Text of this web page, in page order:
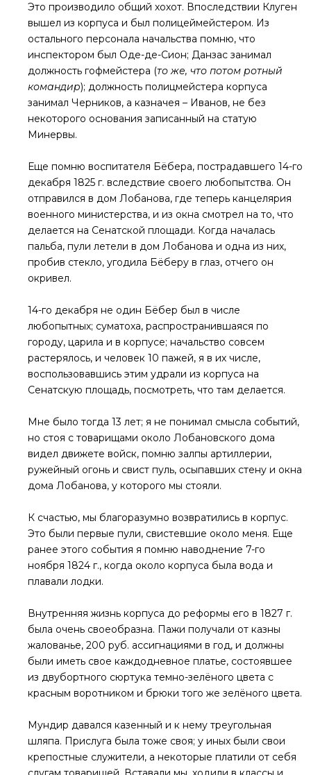
Это производило общий хохот. Впоследствии Клуген
вышел из корпуса и был полицеймейстером. Из
остального персонала начальства помню, что
инспектором был Оде-де-Сион; Данзас занимал
должность гофмейстера (то же, что потом ротный
командир); должность полицмейстера корпуса
занимал Черников, а казначея – Иванов, не без
некоторого основания записанный на статую
Минервы.
Еще помню воспитателя Бёбера, пострадавшего 14-го
декабря 1825 г. вследствие своего любопытства. Он
отправился в дом Лобанова, где теперь канцелярия
военного министерства, и из окна смотрел на то, что
делается на Сенатской площади. Когда началась
пальба, пули летели в дом Лобанова и одна из них,
пробив стекло, угодила Бёберу в глаз, отчего он
окривел.
14-го декабря не один Бёбер был в числе
любопытных; суматоха, распространившаяся по
городу, царила и в корпусе; начальство совсем
растерялось, и человек 10 пажей, я в их числе,
воспользовавшись этим удрали из корпуса на
Сенатскую площадь, посмотреть, что там делается.
Мне было тогда 13 лет; я не понимал смысла событий,
но стоя с товарищами около Лобановского дома
видел движете войск, помню залпы артиллерии,
ружейный огонь и свист пуль, осыпавших стену и окна
дома Лобанова, у которого мы стояли.
К счастью, мы благоразумно возвратились в корпус.
Это были первые пули, свистевшие около меня. Еще
ранее этого события я помню наводнение 7-го
ноября 1824 г., когда около корпуса была вода и
плавали лодки.
Внутренняя жизнь корпуса до реформы его в 1827 г.
была очень своеобразна. Пажи получали от казны
жалованье, 200 руб. ассигнациями в год, и должны
были иметь свое каждодневное платье, состоявшее
из двубортного сюртука темно-зелёного цвета с
красным воротником и брюки того же зелёного цвета.
Мундир давался казенный и к нему треугольная
шляпа. Прислуга была тоже своя; у иных были свои
крепостные служители, а некоторые платили от себя